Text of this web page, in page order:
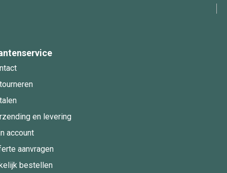
en levering
account
aanvragen
bestellen